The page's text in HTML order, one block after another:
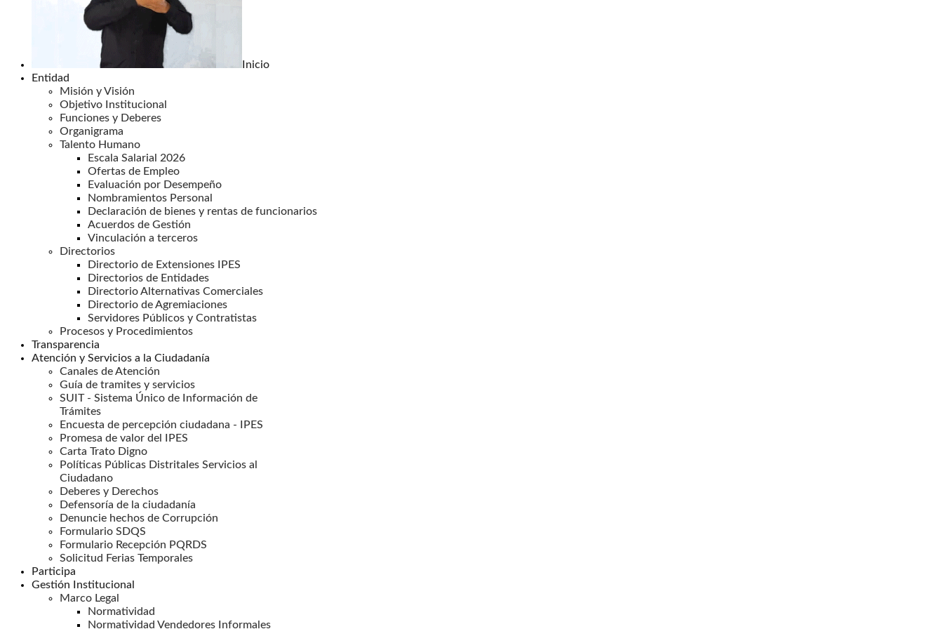
Inicio
Entidad
Misión y Visión
Objetivo Institucional
Funciones y Deberes
Organigrama
Talento Humano
Escala Salarial 2026
Ofertas de Empleo
Evaluación por Desempeño
Nombramientos Personal
Declaración de bienes y rentas de funcionarios
Acuerdos de Gestión
Vinculación a terceros
Directorios
Directorio de Extensiones IPES
Directorios de Entidades
Directorio Alternativas Comerciales
Directorio de Agremiaciones
Servidores Públicos y Contratistas
Procesos y Procedimientos
Transparencia
Atención y Servicios a la Ciudadanía
Canales de Atención
Guía de tramites y servicios
SUIT - Sistema Único de Información de
Trámites
Encuesta de percepción ciudadana - IPES
Promesa de valor del IPES
Carta Trato Digno
Políticas Públicas Distritales Servicios al
Ciudadano
Deberes y Derechos
Defensoría de la ciudadanía
Denuncie hechos de Corrupción
Formulario SDQS
Formulario Recepción PQRDS
Solicitud Ferias Temporales
Participa
Gestión Institucional
Marco Legal
Normatividad
Normatividad Vendedores Informales